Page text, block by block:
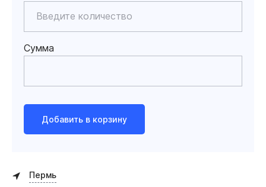
Сумма
Добавить в корзину
Пермь